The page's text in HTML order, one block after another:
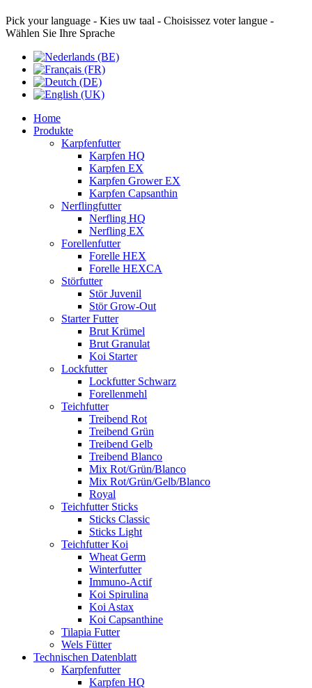
Pick your language - Kies uw taal - Choisissez voter langue -
Wählen Sie Ihre Sprache
Home
Produkte
Karpfenfutter
Karpfen HQ
Karpfen EX
Karpfen Grower EX
Karpfen Capsanthin
Nerflingfutter
Nerfling HQ
Nerfling EX
Forellenfutter
Forelle HEX
Forelle HEXCA
Störfutter
Stör Juvenil
Stör Grow-Out
Starter Futter
Brut Krümel
Brut Granulat
Koi Starter
Lockfutter
Lockfutter Schwarz
Forellenmehl
Teichfutter
Treibend Rot
Treibend Grün
Treibend Gelb
Treibend Blanco
Mix Rot/Grün/Blanco
Mix Rot/Grün/Gelb/Blanco
Royal
Teichfutter Sticks
Sticks Classic
Sticks Light
Teichfutter Koi
Wheat Germ
Winterfutter
Immuno-Actif
Koi Spirulina
Koi Astax
Koi Capsanthine
Tilapia Futter
Wels Fütter
Technischen Datenblatt
Karpfenfutter
Karpfen HQ